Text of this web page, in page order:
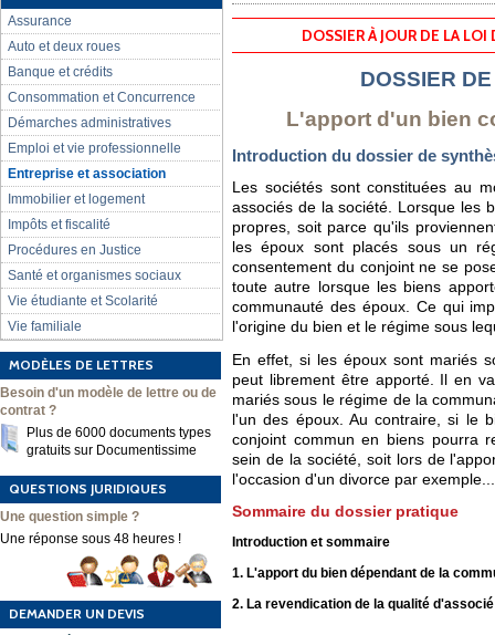
Assurance
Auto et deux roues
Banque et crédits
Consommation et Concurrence
Démarches administratives
Emploi et vie professionnelle
Entreprise et association
Immobilier et logement
Impôts et fiscalité
Procédures en Justice
Santé et organismes sociaux
Vie étudiante et Scolarité
Vie familiale
MODÈLES DE LETTRES
Besoin d'un modèle de lettre ou de
contrat ?
Plus de 6000 documents types
gratuits sur Documentissime
QUESTIONS JURIDIQUES
Une question simple ?
Une réponse sous 48 heures !
DEMANDER UN DEVIS
DOSSIER À JOUR DE LA
DOSSIER
L'apport d'un bien
Introduction du dossier de
Les sociétés sont constituées au
associés de la société. Lorsque les
propres, soit parce qu'ils
les époux sont placés sous un
consentement du conjoint ne se
toute autre lorsque les biens
communauté des époux. Ce qui
l'origine du bien et le régime sous
En effet, si les époux sont mariés
peut librement être apporté. Il en
mariés sous le régime de la
l'un des époux. Au contraire, si le
conjoint commun en biens pourra
sein de la société, soit lors de
l'occasion d'un divorce par exemple...
Sommaire du dossier pratique
Introduction et sommaire
1. L'apport du bien dépendant de la
2. La revendication de la qualité